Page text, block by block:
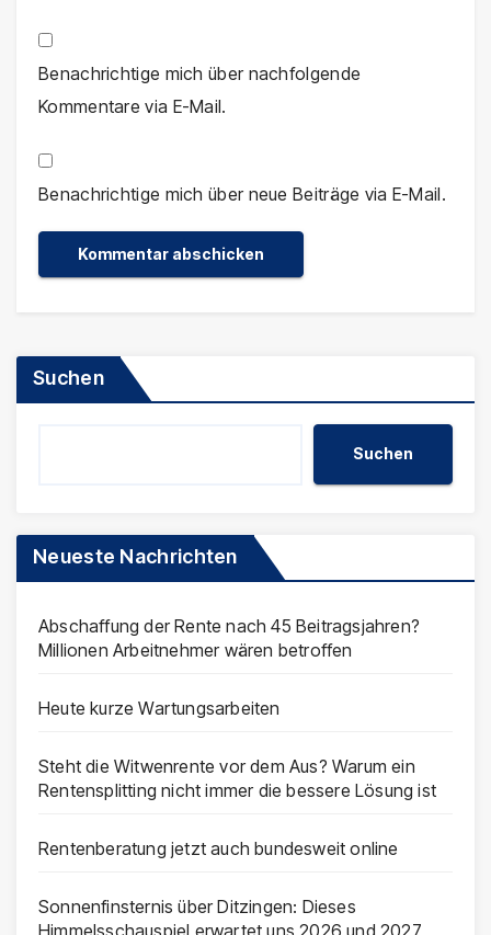
Benachrichtige mich über nachfolgende
Kommentare via E-Mail.
Benachrichtige mich über neue Beiträge via E-Mail.
Suchen
Suchen
Neueste Nachrichten
Abschaffung der Rente nach 45 Beitragsjahren?
Millionen Arbeitnehmer wären betroffen
Heute kurze Wartungsarbeiten
Steht die Witwenrente vor dem Aus? Warum ein
Rentensplitting nicht immer die bessere Lösung ist
Rentenberatung jetzt auch bundesweit online
Sonnenfinsternis über Ditzingen: Dieses
Himmelsschauspiel erwartet uns 2026 und 2027